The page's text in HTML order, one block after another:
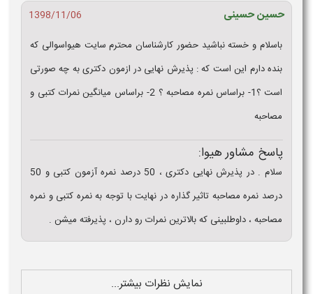
حسین حسینی
1398/11/06
باسلام و خسته نباشید حضور کارشناسان محترم سایت هیواسوالی که
بنده دارم این است که : پذیرش نهایی در ازمون دکتری به چه صورتی
است ؟1- براساس نمره مصاحبه ؟ 2- براساس میانگین نمرات کتبی و
مصاحبه
پاسخ مشاور هیوا:
سلام . در پذیرش نهایی دکتری ، 50 درصد نمره آزمون کتبی و 50
درصد نمره مصاحبه تاثیر گذاره در نهایت با توجه به نمره کتبی و نمره
مصاحبه ، داوطلبینی که بالاترین نمرات رو دارن ، پذیرفته میشن .
نمایش نظرات بیشتر...